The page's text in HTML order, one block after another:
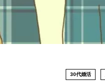
30代婚活